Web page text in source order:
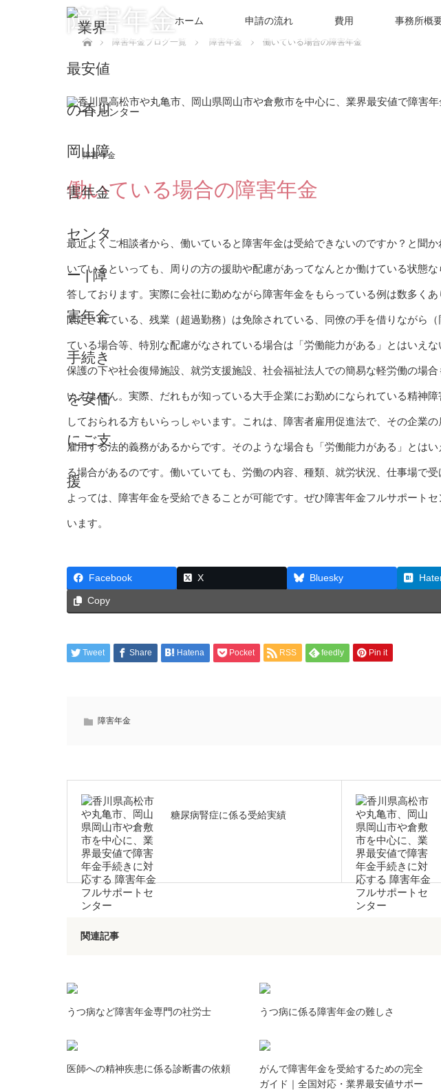
ホーム 申請の流れ 費用 事務所概
障害年金
ホーム
障害年金ブログ一覧
障害年金 働いている場合の障害年金
障害年金
働いている場合の障害年金
最近よくご相談者から、働いていると障害年金は受給できないのですか？と聞
いているといっても、周りの方の援助や配慮があってなんとか働けている状態
答しております。実際に会社に勤めながら障害年金をもらっている例は数多く
限定されている、残業（超過勤務）は免除されている、同僚の手を借りながら
ている場合等、特別な配慮がなされている場合は「労働能力がある」とはいえ
保護の下や社会復帰施設、就労支援施設、社会福祉法人での簡易な軽労働の場
いえません。実際、だれもが知っている大手企業にお勤めになられている精神
しておられる方もいらっしゃいます。これは、障害者雇用促進法で、その企業
雇用する法的義務があるからです。そのような場合も「労働能力がある」とは
る場合があるのです。働いていても、労働の内容、種類、就労状況、仕事場で
よっては、障害年金を受給できることが可能です。ぜひ障害年金フルサポート
います。
Facebook X Bluesky
Copy
Tweet Share Hatena Pocket RSS feedly Pin it
障害年金
糖尿病腎症に係る受給実績
関連記事
うつ病など障害年金専門の社労士 うつ病に係る障害年金の難しさ
医師への精神疾患に係る診断書の依頼
がんで障害年金を受給するための完全
ガイド｜全国対応・業界最安値サポー